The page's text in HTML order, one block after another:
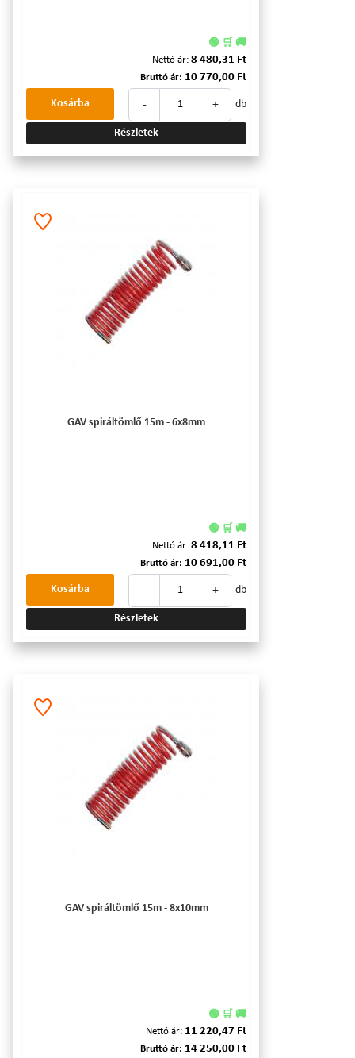
🟢 🛒 🚚
Nettó ár: 8 480,31 Ft
Bruttó ár: 10 770,00 Ft
- + db
Kosárba
Részletek
GAV spiráltömlő 15m - 6x8mm
🟢 🛒 🚚
Nettó ár: 8 418,11 Ft
Bruttó ár: 10 691,00 Ft
- + db
Kosárba
Részletek
GAV spiráltömlő 15m - 8x10mm
🟢 🛒 🚚
Nettó ár: 11 220,47 Ft
Bruttó ár: 14 250,00 Ft